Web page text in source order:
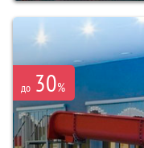
до 30%